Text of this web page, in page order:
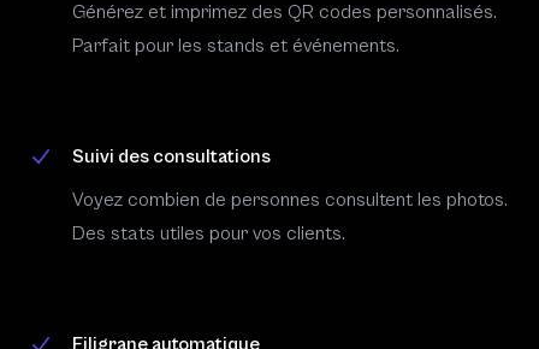
Générez et imprimez des QR codes personnalisés.
Parfait pour les stands et événements.
Suivi des consultations
Voyez combien de personnes consultent les photos.
Des stats utiles pour vos clients.
Filigrane automatique